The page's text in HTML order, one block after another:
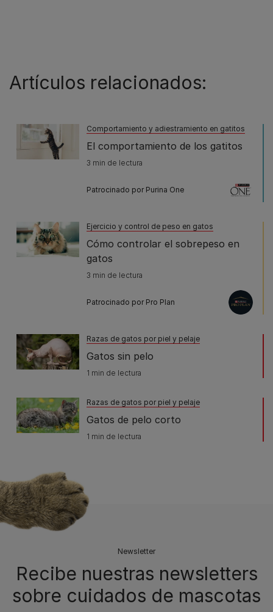
Artículos relacionados:
Comportamiento y adiestramiento en gatitos
El comportamiento de los gatitos
3 min de lectura
Patrocinado por Purina One
Ejercicio y control de peso en gatos
Cómo controlar el sobrepeso en
gatos
3 min de lectura
Patrocinado por Pro Plan
Razas de gatos por piel y pelaje
Gatos sin pelo
1 min de lectura
Razas de gatos por piel y pelaje
Gatos de pelo corto
1 min de lectura
Newsletter
Recibe nuestras newsletters
sobre cuidados de mascotas​